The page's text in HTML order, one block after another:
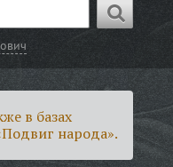
в базах
народа».